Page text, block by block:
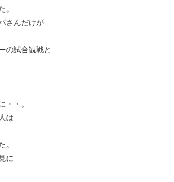
。
さんだけが
の試合観戦と
・・。
は
。
に